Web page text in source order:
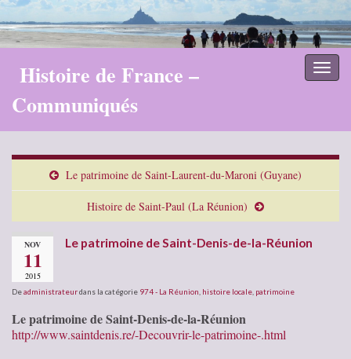
Histoire de France –
Communiqués
Le patrimoine de Saint-Laurent-du-Maroni (Guyane)
Histoire de Saint-Paul (La Réunion)
NOV
11
2015
Le patrimoine de Saint-Denis-de-la-Réunion
Deadministrateurdans la catégorie 974 - La Réunion histoire locale patrimoine
Le patrimoine de Saint-Denis-de-la-Réunion
http://www.saintdenis.re/-Decouvrir-le-patrimoine-.html